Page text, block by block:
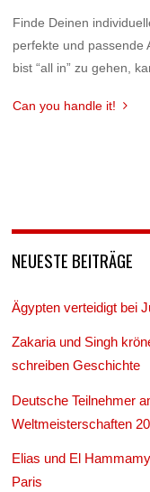
Finde Deinen
perfekte und passende
bist “all in” zu gehen,
Can you handle it!
NEUESTE BEITRÄGE
Ägypten verteidigt bei
Zakaria und Singh
schreiben Geschichte
Deutsche Teilnehmer
Weltmeisterschaften
Elias und El
Paris